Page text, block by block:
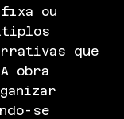
ou
que
obra
se